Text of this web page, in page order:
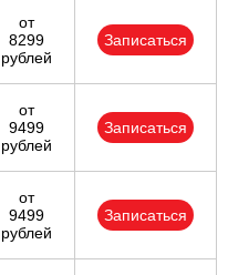
от
8299
рублей
Записаться
от
9499
рублей
Записаться
от
9499
рублей
Записаться